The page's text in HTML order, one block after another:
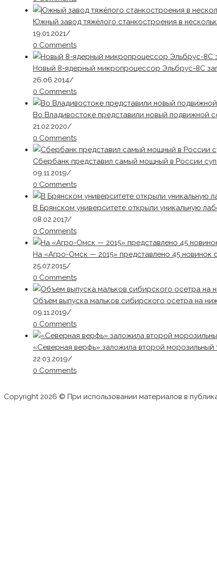
Южный завод тяжёлого станкостроения в
19.01.2021/
0 Comments
Новый 8-ядерный микропроцессор Эльбрус-8С
26.06.2014/
0 Comments
Во Владивостоке представили новый подвижной
21.02.2020/
0 Comments
Сбербанк представил самый мощный в России
09.11.2019/
0 Comments
В Брянском университете открыли уникальную
08.02.2017/
0 Comments
На «Агро-Омск — 2015» представлено 45 новинок
25.07.2015/
0 Comments
Объем выпуска мальков сибирского осетра на
09.11.2019/
0 Comments
«Северная верфь» заложила второй
22.03.2019/
0 Comments
Copyright 2026 © При использовании материалов в